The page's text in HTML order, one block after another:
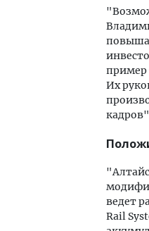
пример
Их
ведет
Rail